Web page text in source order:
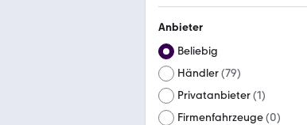
Anbieter
Beliebig
Händler(79)
Privatanbieter(1)
Firmenfahrzeuge(0)